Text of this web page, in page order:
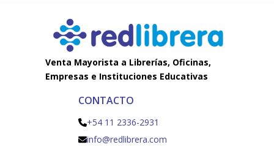
Venta Mayorista a Librerías, Oficinas,
Empresas e Instituciones Educativas
CONTACTO
+54 11 2336-2931
info@redlibrera.com